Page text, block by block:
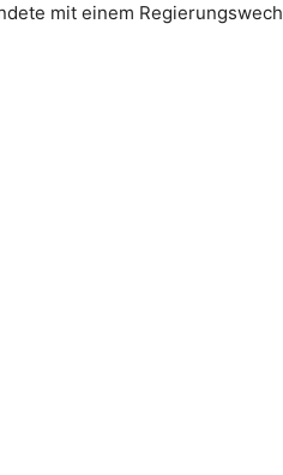
mit einem